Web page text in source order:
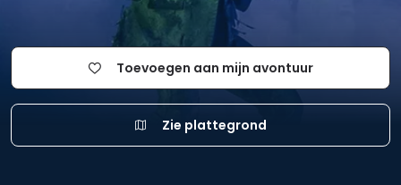
Toevoegen aan mijn avontuur
Zie plattegrond